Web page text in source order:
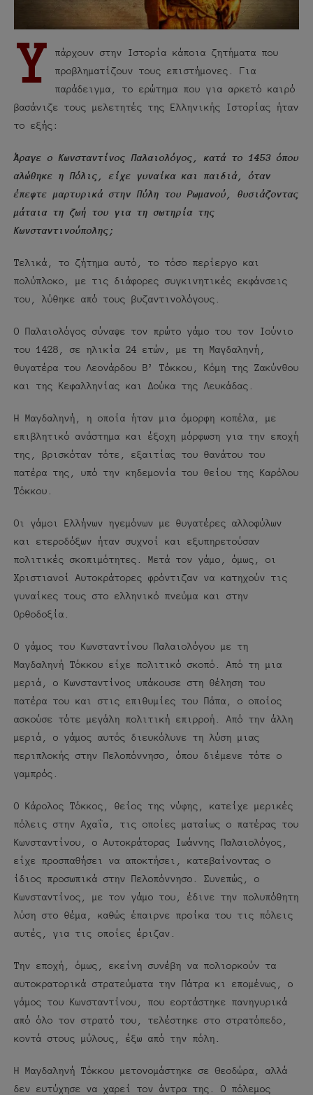
Υ
πάρχουν στην Ιστορία κάποια ζητήματα που
προβληματίζουν τους επιστήμονες. Για
παράδειγμα, το ερώτημα που για αρκετό καιρό
βασάνιζε τους μελετητές της Ελληνικής Ιστορίας ήταν
το εξής:
Άραγε ο Κωνσταντίνος Παλαιολόγος, κατά το 1453 όπου
αλώθηκε η Πόλις, είχε γυναίκα και παιδιά, όταν
έπεφτε μαρτυρικά στην Πύλη του Ρωμανού, θυσιάζοντας
μάταια τη ζωή του για τη σωτηρία της
Κωνσταντινούπολης;
Τελικά, το ζήτημα αυτό, το τόσο περίεργο και
πολύπλοκο, με τις διάφορες συγκινητικές εκφάνσεις
του, λύθηκε από τους βυζαντινολόγους.
Ο Παλαιολόγος σύναψε τον πρώτο γάμο του τον Ιούνιο
του 1428, σε ηλικία 24 ετών, με τη Μαγδαληνή,
θυγατέρα του Λεονάρδου Β’ Τόκκου, Κόμη της Ζακύνθου
και της Κεφαλληνίας και Δούκα της Λευκάδας.
Η Μαγδαληνή, η οποία ήταν μια όμορφη κοπέλα, με
επιβλητικό ανάστημα και έξοχη μόρφωση για την εποχή
της, βρισκόταν τότε, εξαιτίας του θανάτου του
πατέρα της, υπό την κηδεμονία του θείου της Καρόλου
Τόκκου.
Οι γάμοι Ελλήνων ηγεμόνων με θυγατέρες αλλοφύλων
και ετεροδόξων ήταν συχνοί και εξυπηρετούσαν
πολιτικές σκοπιμότητες. Μετά τον γάμο, όμως, οι
Χριστιανοί Αυτοκράτορες φρόντιζαν να κατηχούν τις
γυναίκες τους στο ελληνικό πνεύμα και στην
Ορθοδοξία.
Ο γάμος του Κωνσταντίνου Παλαιολόγου με τη
Μαγδαληνή Τόκκου είχε πολιτικό σκοπό. Από τη μια
μεριά, ο Κωνσταντίνος υπάκουσε στη θέληση του
πατέρα του και στις επιθυμίες του Πάπα, ο οποίος
ασκούσε τότε μεγάλη πολιτική επιρροή. Από την άλλη
μεριά, ο γάμος αυτός διευκόλυνε τη λύση μιας
περιπλοκής στην Πελοπόννησο, όπου διέμενε τότε ο
γαμπρός.
Ο Κάρολος Τόκκος, θείος της νύφης, κατείχε μερικές
πόλεις στην Αχαΐα, τις οποίες ματαίως ο πατέρας του
Κωνσταντίνου, ο Αυτοκράτορας Ιωάννης Παλαιολόγος,
είχε προσπαθήσει να αποκτήσει, κατεβαίνοντας ο
ίδιος προσωπικά στην Πελοπόννησο. Συνεπώς, ο
Κωνσταντίνος, με τον γάμο του, έδινε την πολυπόθητη
λύση στο θέμα, καθώς έπαιρνε προίκα του τις πόλεις
αυτές, για τις οποίες έριζαν.
Την εποχή, όμως, εκείνη συνέβη να πολιορκούν τα
αυτοκρατορικά στρατεύματα την Πάτρα κι επομένως, ο
γάμος του Κωνσταντίνου, που εορτάστηκε πανηγυρικά
από όλο τον στρατό του, τελέστηκε στο στρατόπεδο,
κοντά στους μύλους, έξω από την πόλη.
Η Μαγδαληνή Τόκκου μετονομάστηκε σε Θεοδώρα, αλλά
δεν ευτύχησε να χαρεί τον άντρα της. Ο πόλεμος